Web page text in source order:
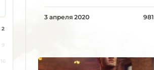
2
9
16
3 апреля 2020 981